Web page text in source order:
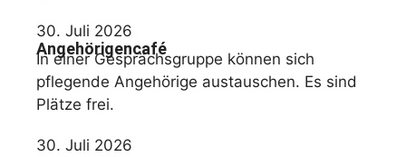
30. Juli 2026
Angehörigencafé
In einer Gesprächsgruppe können sich
pflegende Angehörige austauschen. Es sind
Plätze frei.
30. Juli 2026